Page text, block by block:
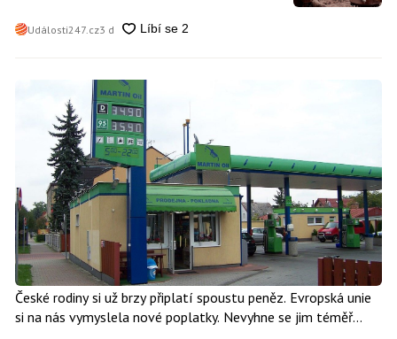
Události247.cz3 d
České rodiny si už brzy připlatí spoustu peněz. Evropská unie
si na nás vymyslela nové poplatky. Nevyhne se jim téměř